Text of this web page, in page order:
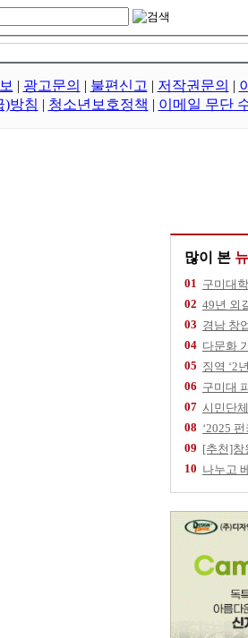
많이 본
01
02
03
04
05
06
07
08
09
10
| 광고문의 | 불편신고 | 저작권문의 |
)방침 | 청소년보호정책 | 이메일 무단